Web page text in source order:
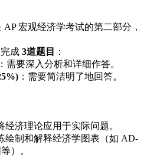
AP 宏观经济学考试的第二部分，
成 3道题目
：
：需要深入分析和详细作答。
：需要简洁明了地回答。
经济理论应用于实际问题。
绘制和解释经济学图表（如 AD-
）。